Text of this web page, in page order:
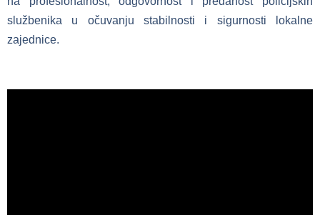
službenika u očuvanju stabilnosti i sigurnosti lokalne
zajednice.